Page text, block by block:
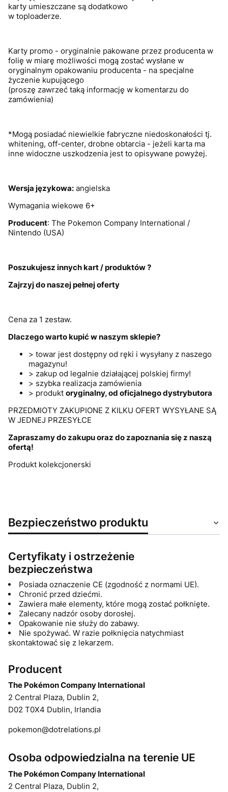
karty umieszczane są dodatkowo
w toploaderze.
Karty promo - oryginalnie pakowane przez producenta w
folię w miarę możliwości mogą zostać wysłane w
oryginalnym opakowaniu producenta - na specjalne
życzenie kupującego
(proszę zawrzeć taką informację w komentarzu do
zamówienia)
*Mogą posiadać niewielkie fabryczne niedoskonałości tj.
whitening, off-center, drobne obtarcia - jeżeli karta ma
inne widoczne uszkodzenia jest to opisywane powyżej.
Wersja językowa: angielska
Wymagania wiekowe 6+
Producent: The Pokemon Company International /
Nintendo (USA)
Poszukujesz innych kart / produktów ?
Zajrzyj do naszej pełnej oferty
Cena za 1 zestaw.
Dlaczego warto kupić w naszym sklepie?
> towar jest dostępny od ręki i wysyłany z naszego
magazynu!
> zakup od legalnie działającej polskiej firmy!
> szybka realizacja zamówienia
> produkt oryginalny, od oficjalnego dystrybutora
PRZEDMIOTY ZAKUPIONE Z KILKU OFERT WYSYŁANE SĄ
W JEDNEJ PRZESYŁCE
Zapraszamy do zakupu oraz do zapoznania się z naszą
ofertą!
Produkt kolekcjonerski
Bezpieczeństwo produktu
Certyfikaty i ostrzeżenie
bezpieczeństwa
Posiada oznaczenie CE (zgodność z normami UE).
Chronić przed dziećmi.
Zawiera małe elementy, które mogą zostać połknięte.
Zalecany nadzór osoby dorosłej.
Opakowanie nie służy do zabawy.
Nie spożywać. W razie połknięcia natychmiast
skontaktować się z lekarzem.
Producent
The Pokémon Company International
2 Central Plaza, Dublin 2,
D02 T0X4 Dublin, Irlandia
pokemon@dotrelations.pl
Osoba odpowiedzialna na terenie UE
The Pokémon Company International
2 Central Plaza, Dublin 2,